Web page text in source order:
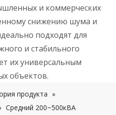
и коммерческих
снижению шума и
подходят для
и стабильного
их универсальным
объектов.
продукта »
Средний 200~500кВА